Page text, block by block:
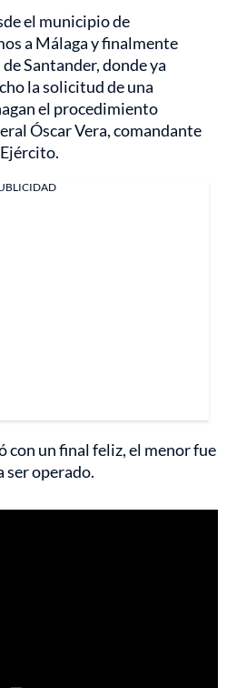
el municipio de
a Málaga y finalmente
Santander, donde ya
la solicitud de una
el procedimiento
Óscar Vera, comandante
con un final feliz, el menor fue
ser operado.